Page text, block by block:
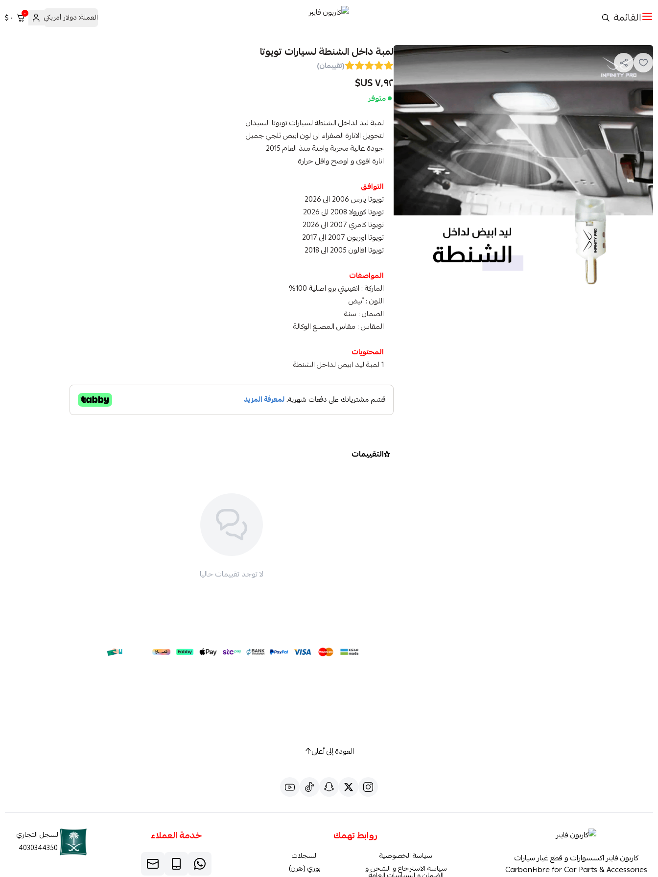
القائمة العملة: دولار أمريكي ٠ ٠ $
لمبة داخل الشنطة لسيارات تويوتا
(تقييمان)
٧٫٩٢ US$
متوفر
لمبة ليد لداخل الشنطة لسيارات تويوتا السيدان
لتحويل الانارة الصفراء الى لون ابيض ثلجي جميل
جودة عالية مجربة وامنة منذ العام 2015
انارة اقوى و اوضح واقل حرارة
التوافق
تويوتا يارس 2006 الى 2026
تويوتا كورولا 2008 الى 2026
تويوتا كامري 2007 الى 2026
تويوتا اوريون 2007 الى 2017
تويوتا افالون 2005 الى 2018
المواصفات
الماركة : انفينيتي برو اصلية 100%
اللون : أبيض
الضمان : سنة
المقاس : مقاس المصنع الوكالة
المحتويات
1 لمبة ليد ابيض لداخل الشنطة
التقييمات
لا توجد تقييمات حاليا
العودة إلى أعلى
كاربون فايبر اكسسوارات و قطع غيار سيارات
CarbonFibre for Car Parts & Accessories
روابط تهمك
سياسة الخصوصية
سياسة الاسترجاع و الشحن و
السجلات
بوري (هرن)
خدمة العملاء
السجل التجاري
4030344350